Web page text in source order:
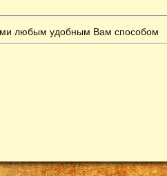
любым удобным Вам способом